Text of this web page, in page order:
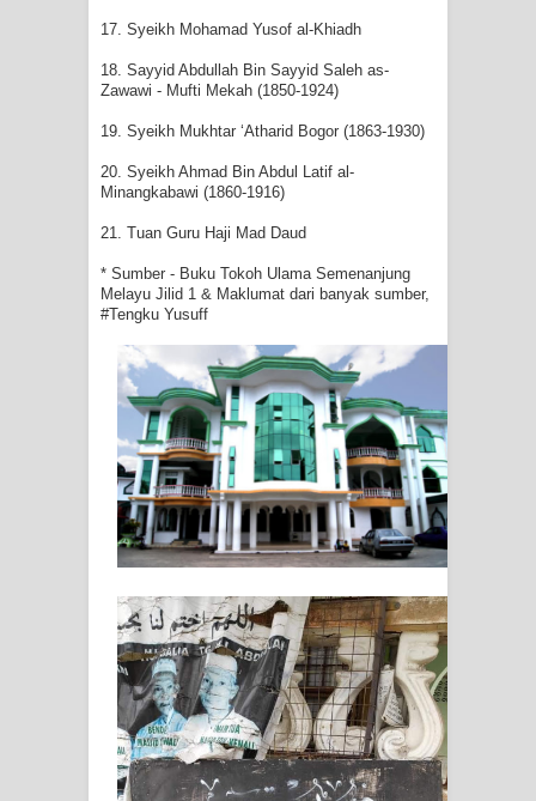
17. Syeikh Mohamad Yusof al-Khiadh
18. Sayyid Abdullah Bin Sayyid Saleh as-
Zawawi - Mufti Mekah (1850-1924)
19. Syeikh Mukhtar ‘Atharid Bogor (1863-1930)
20. Syeikh Ahmad Bin Abdul Latif al-
Minangkabawi (1860-1916)
21. Tuan Guru Haji Mad Daud
* Sumber - Buku Tokoh Ulama Semenanjung
Melayu Jilid 1 & Maklumat dari banyak sumber,
#Tengku Yusuff